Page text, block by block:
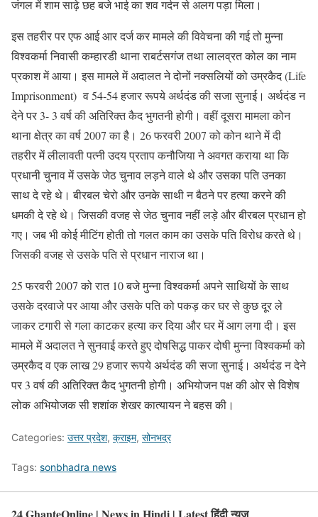
जंगल में शाम साढ़े छह बजे भाई का शव गर्दन से अलग पड़ा मिला।
इस तहरीर पर एफ आई आर दर्ज कर मामले की विवेचना की गई तो मुन्ना
विश्वकर्मा निवासी कम्हारडी थाना राबर्टसगंज तथा लालव्रत कोल का नाम
प्रकाश में आया। इस मामले में अदालत ने दोनों नक्सलियों को उम्रकैद (Life
Imprisonment) व 54-54 हजार रूपये अर्थदंड की सजा सुनाई। अर्थदंड न
देने पर 3- 3 वर्ष की अतिरिक्त कैद भुगतनी होगी। वहीं दूसरा मामला कोन
थाना क्षेत्र का वर्ष 2007 का है। 26 फरवरी 2007 को कोन थाने में दी
तहरीर में लीलावती पत्नी उदय प्रताप कनौजिया ने अवगत कराया था कि
प्रधानी चुनाव में उसके जेठ चुनाव लड़ने वाले थे और उसका पति उनका
साथ दे रहे थे। बीरबल चेरो और उनके साथी न बैठने पर हत्या करने की
धमकी दे रहे थे। जिसकी वजह से जेठ चुनाव नहीं लड़े और बीरबल प्रधान हो
गए। जब भी कोई मीटिंग होती तो गलत काम का उसके पति विरोध करते थे।
जिसकी वजह से उसके पति से प्रधान नाराज था।
25 फरवरी 2007 को रात 10 बजे मुन्ना विश्वकर्मा अपने साथियों के साथ
उसके दरवाजे पर आया और उसके पति को पकड़ कर घर से कुछ दूर ले
जाकर टगारी से गला काटकर हत्या कर दिया और घर में आग लगा दी। इस
मामले में अदालत ने सुनवाई करते हुए दोषसिद्ध पाकर दोषी मुन्ना विश्वकर्मा को
उम्रकैद व एक लाख 29 हजार रूपये अर्थदंड की सजा सुनाई। अर्थदंड न देने
पर 3 वर्ष की अतिरिक्त कैद भुगतनी होगी। अभियोजन पक्ष की ओर से विशेष
लोक अभियोजक सी शशांक शेखर कात्यायन ने बहस की।
Categories: उत्तर प्रदेश, क्राइम, सोनभद्र
Tags: sonbhadra news
24 GhanteOnline | News in Hindi | Latest हिंदी न्यूज़